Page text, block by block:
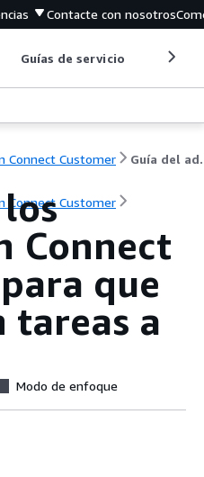
Contacte con nosotros
Guías de servicio
Connect Customer
Connect Customer
Connect
que
tareas a
Modo de enfoque